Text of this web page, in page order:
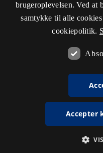
brugeroplevelsen. Ved at
samtykke til alle
cookiepolitik.
Accepter